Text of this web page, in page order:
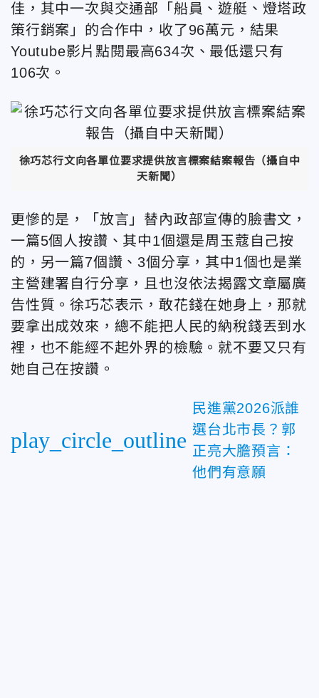
佳，其中一次與交通部「船員、遊艇、燈塔政
策行銷案」的合作中，收了96萬元，結果
Youtube影片點閱最高634次、最低還只有
106次。
徐巧芯行文向各單位要求提供放言標案結案報告（攝自中
天新聞）
更慘的是，「放言」替內政部宣傳的臉書文，
一篇5個人按讚、其中1個還是周玉蔻自己按
的，另一篇7個讚、3個分享，其中1個也是業
主營建署自行分享，且也沒依法揭露文章屬廣
告性質。徐巧芯表示，敢花錢在她身上，那就
要拿出成效來，總不能把人民的納稅錢丟到水
裡，也不能經不起外界的檢驗。就不要又只有
她自己在按讚。
play_circle_outline
民進黨2026派誰
選台北市長？郭
正亮大膽預言：
他們有意願